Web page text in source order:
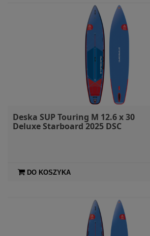
Deska SUP Touring M 12.6 x 30
Deluxe Starboard 2025 DSC
DO KOSZYKA